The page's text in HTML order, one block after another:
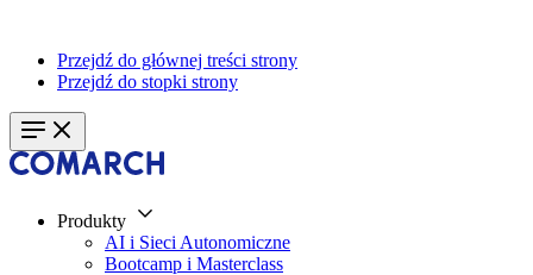
Przejdź do głównej treści strony
Przejdź do stopki strony
Produkty
AI i Sieci Autonomiczne
Bootcamp i Masterclass